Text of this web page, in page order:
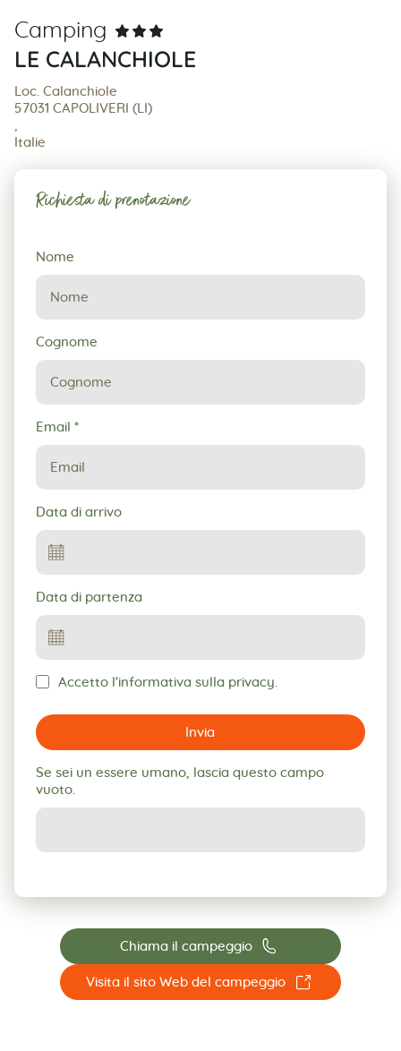
Camping
LE CALANCHIOLE
Loc. Calanchiole
57031 CAPOLIVERI (LI)
,
Italie
Richiesta di prenotazione
Richiesta
di
prenotazione
Nome
Cognome
Email *
Data di arrivo
Data di partenza
Accetto l'informativa sulla privacy.
Invia
Se sei un essere umano, lascia questo campo
vuoto.
Chiama il campeggio 📞
Visita il sito Web del campeggio ☐